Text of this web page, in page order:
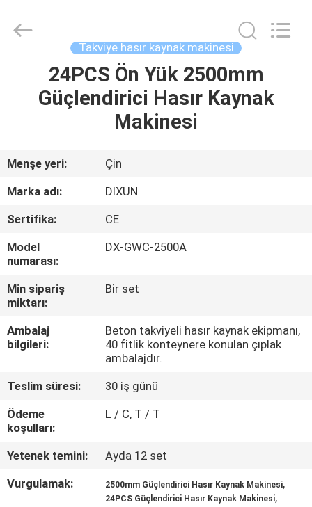
SG
GÖSTERISI
HAKKIMIZDA
TURU
KALITE
BIZE
ULAŞIN
BIR
Products
Takviye hasır kaynak makinesi
24PCS Ön Yük 2500mm
Güçlendirici Hasır Kaynak
Makinesi
Menşe yeri:
Çin
Marka adı:
DIXUN
Sertifika:
CE
Model
numarası:
DX-GWC-2500A
Min sipariş
miktarı:
Bir set
Ambalaj
bilgileri:
Beton takviyeli hasır kaynak ekipmanı,
40 fitlik konteynere konulan çıplak
ambalajdır.
Teslim süresi:
30 iş günü
Ödeme
koşulları:
L / C, T / T
Yetenek temini:
Ayda 12 set
Vurgulamak:
2500mm Güçlendirici Hasır Kaynak Makinesi,
24PCS Güçlendirici Hasır Kaynak Makinesi,